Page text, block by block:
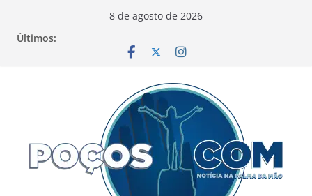
8 de agosto de 2026
Últimos: